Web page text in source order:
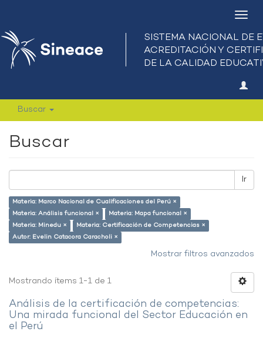
Buscar
Buscar
Ir
Materia: Marco Nacional de Cualificaciones del Perú ×
Materia: Análisis funcional ×
Materia: Mapa funcional ×
Materia: Minedu ×
Materia: Certificación de Competencias ×
Autor: Evelin Catacora Caracholi ×
Mostrar filtros avanzados
Mostrando ítems 1-1 de 1
Análisis de la certificación de competencias:
Una mirada funcional del Sector Educación en
el Perú